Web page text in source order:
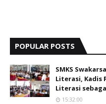
POPULAR POSTS
SMKS
Literasi, Kadis
Literasi
15:32:00